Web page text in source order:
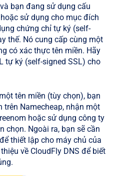
bạn đang sử dụng cấu
sử dụng cho mục đích
chứng chỉ tự ký (self-
thế. Nó cung cấp cùng một
có xác thực tên miền. Hãy
tự ký (self-signed SSL) cho
tên miền (tùy chọn), bạn
trên Namecheap, nhận một
hoặc sử dụng công ty
chọn. Ngoài ra, bạn sẽ cần
thiết lập cho máy chủ của
về CloudFly DNS để biết